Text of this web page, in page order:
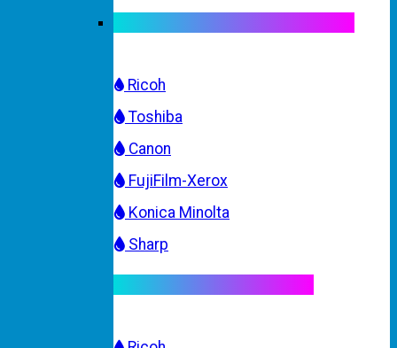
Ricoh
Toshiba
Canon
FujiFilm-Xerox
Konica Minolta
Sharp